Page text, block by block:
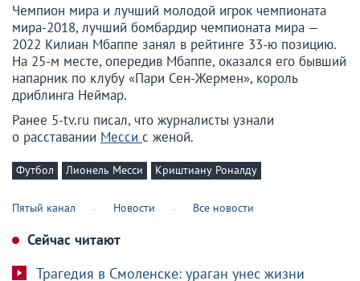
Чемпион мира и лучший молодой игрок чемпионата
мира-2018, лучший бомбардир чемпионата мира —
2022 Килиан Мбаппе занял в рейтинге 33-ю позицию.
На 25-м месте, опередив Мбаппе, оказался его бывший
напарник по клубу «Пари Сен-Жермен», король
дриблинга Неймар.
Ранее 5-tv.ru писал, что журналисты узнали
о расставании Месси с женой.
Футбол Лионель Месси Криштиану Роналду
Пятый канал Новости Все новости
Сейчас читают
Трагедия в Смоленске: ураган унес жизни